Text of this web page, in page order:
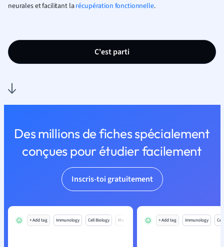
neurales et facilitant la récupération fonctionnelle.
C'est parti
Des millions de fiches spécialement
conçues pour étudier facilement
Inscris-toi gratuitement
+ Add tag Immunology Cell Biology Mo + Add tag Immunology